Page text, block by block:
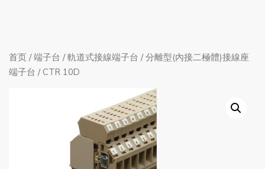
首页 /端子台 /軌道式接線端子台 /分離型(內接二極體)接線座
端子台 / CTR 10D